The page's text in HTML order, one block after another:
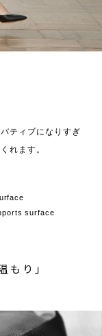
ティブになりすぎ
れます。
surface
もり」